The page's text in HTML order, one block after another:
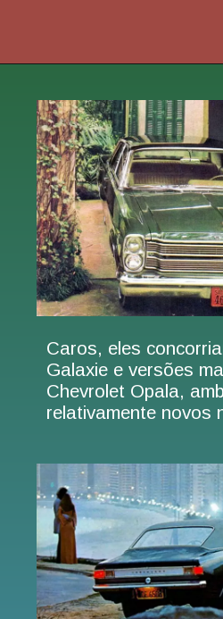
Caros, eles
Galaxie e versões
Chevrolet Opala,
relativamente novos